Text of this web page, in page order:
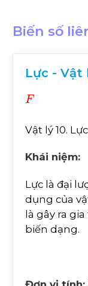
Biến số
Lực - Vật
F
Vật lý 10.
Khái niệm:
Lực là đại
dụng của
là gây ra
biến dạng.